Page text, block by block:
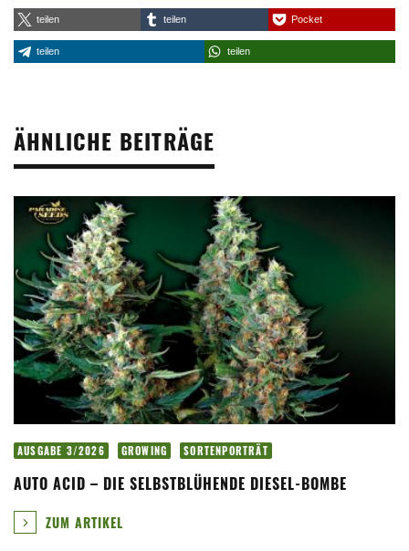
teilen teilen Pocket
teilen teilen
ÄHNLICHE BEITRÄGE
AUSGABE 3/2026 GROWING SORTENPORTRÄT
AUTO ACID – DIE SELBSTBLÜHENDE DIESEL-BOMBE
ZUM ARTIKEL